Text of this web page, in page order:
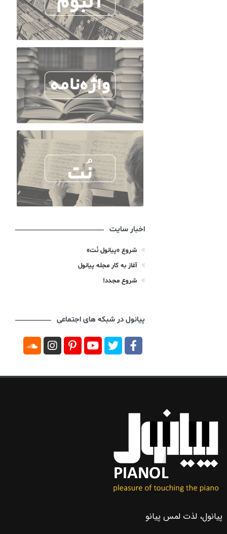
اخبار سایت
شروع «پیانول نُت»
آغاز به کار مجله پیانول
شروع مجدد!
پیانول در شبکه های اجتماعی
پیانول، لذت لمس پیانو